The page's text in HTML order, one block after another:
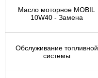
Масло моторное MOBIL
10W40 - Замена
Обслуживание топливной
системы